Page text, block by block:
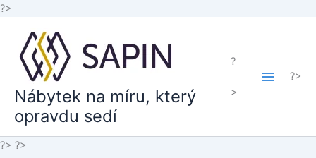
?>
obsah
Nábytek na míru, který
opravdu sedí
?
>
?>
?> ?>